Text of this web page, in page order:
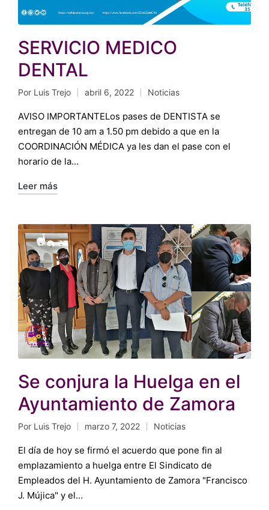
SERVICIO MEDICO
DENTAL
Publicado
por
Por Luis Trejo abril 6, 2022
Publicado
en
Noticias
AVISO IMPORTANTELos pases de DENTISTA se
entregan de 10 am a 1.50 pm debido a que en la
COORDINACIÓN MÉDICA ya les dan el pase con el
horario de la…
Leer más
Se conjura la Huelga en el
Ayuntamiento de Zamora
Publicado
por
Por Luis Trejo marzo 7, 2022
Publicado
en
Noticias
El día de hoy se firmó el acuerdo que pone fin al
emplazamiento a huelga entre El Sindicato de
Empleados del H. Ayuntamiento de Zamora "Francisco
J. Mújica" y el…